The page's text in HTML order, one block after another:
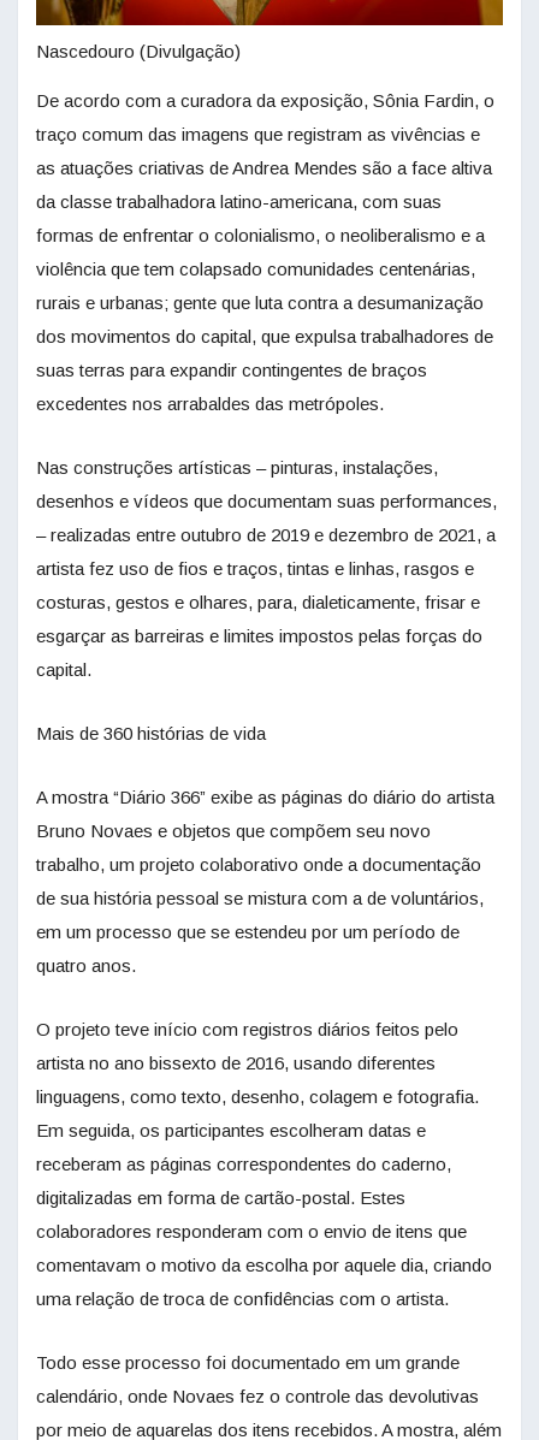
Nascedouro (Divulgação)
De acordo com a curadora da exposição, Sônia Fardin, o
traço comum das imagens que registram as vivências e
as atuações criativas de Andrea Mendes são a face altiva
da classe trabalhadora latino-americana, com suas
formas de enfrentar o colonialismo, o neoliberalismo e a
violência que tem colapsado comunidades centenárias,
rurais e urbanas; gente que luta contra a desumanização
dos movimentos do capital, que expulsa trabalhadores de
suas terras para expandir contingentes de braços
excedentes nos arrabaldes das metrópoles.
Nas construções artísticas – pinturas, instalações,
desenhos e vídeos que documentam suas performances,
– realizadas entre outubro de 2019 e dezembro de 2021, a
artista fez uso de fios e traços, tintas e linhas, rasgos e
costuras, gestos e olhares, para, dialeticamente, frisar e
esgarçar as barreiras e limites impostos pelas forças do
capital.
Mais de 360 histórias de vida
A mostra “Diário 366” exibe as páginas do diário do artista
Bruno Novaes e objetos que compõem seu novo
trabalho, um projeto colaborativo onde a documentação
de sua história pessoal se mistura com a de voluntários,
em um processo que se estendeu por um período de
quatro anos.
O projeto teve início com registros diários feitos pelo
artista no ano bissexto de 2016, usando diferentes
linguagens, como texto, desenho, colagem e fotografia.
Em seguida, os participantes escolheram datas e
receberam as páginas correspondentes do caderno,
digitalizadas em forma de cartão-postal. Estes
colaboradores responderam com o envio de itens que
comentavam o motivo da escolha por aquele dia, criando
uma relação de troca de confidências com o artista.
Todo esse processo foi documentado em um grande
calendário, onde Novaes fez o controle das devolutivas
por meio de aquarelas dos itens recebidos. A mostra, além